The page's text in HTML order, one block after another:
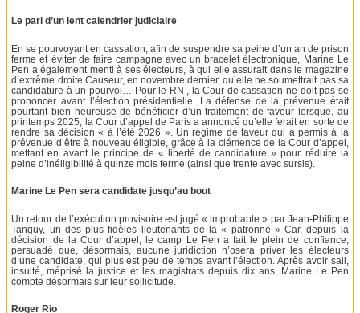
Le pari d’un lent calendrier judiciaire
En se pourvoyant en cassation, afin de suspendre sa peine d’un an de prison
ferme et éviter de faire campagne avec un bracelet électronique, Marine Le
Pen a également menti à ses électeurs, à qui elle assurait dans le magazine
d’extrême droite Causeur, en novembre dernier, qu’elle ne soumettrait pas sa
candidature à un pourvoi… Pour le RN , la Cour de cassation ne doit pas se
prononcer avant l’élection présidentielle. La défense de la prévenue était
pourtant bien heureuse de bénéficier d’un traitement de faveur lorsque, au
printemps 2025, la Cour d’appel de Paris a annoncé qu’elle ferait en sorte de
rendre sa décision « à l’été 2026 ». Un régime de faveur qui a permis à la
prévenue d’être à nouveau éligible, grâce à la clémence de la Cour d’appel,
mettant en avant le principe de « liberté de candidature » pour réduire la
peine d’inéligibilité à quinze mois ferme (ainsi que trente avec sursis).
Marine Le Pen sera candidate jusqu’au bout
Un retour de l’exécution provisoire est jugé « improbable » par Jean-Philippe
Tanguy, un des plus fidèles lieutenants de la « patronne » Car, depuis la
décision de la Cour d’appel, le camp Le Pen a fait le plein de confiance,
persuadé que, désormais, aucune juridiction n’osera priver les électeurs
d’une candidate, qui plus est peu de temps avant l’élection. Après avoir sali,
insulté, méprisé la justice et les magistrats depuis dix ans, Marine Le Pen
compte désormais sur leur sollicitude.
Roger Rio